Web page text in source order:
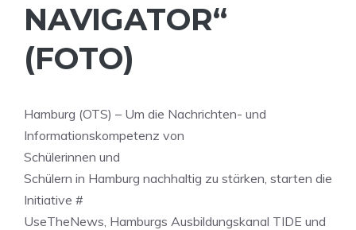
NAVIGATOR“
(FOTO)
Hamburg (OTS) – Um die Nachrichten- und
Informationskompetenz von
Schülerinnen und
Schülern in Hamburg nachhaltig zu stärken, starten die
Initiative #
UseTheNews, Hamburgs Ausbildungskanal TIDE und